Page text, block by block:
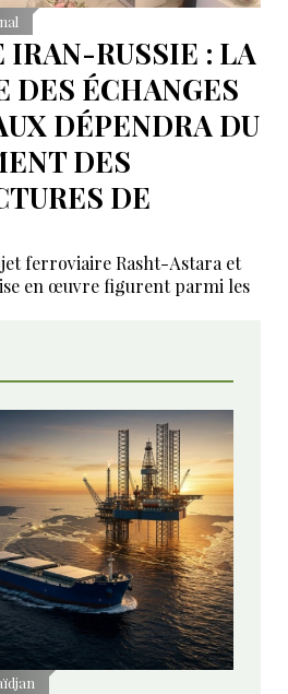
IRAN-RUSSIE : LA
DES ÉCHANGES
DÉPENDRA DU
DES
DE
ferroviaire Rasht-Astara et
en œuvre figurent parmi les